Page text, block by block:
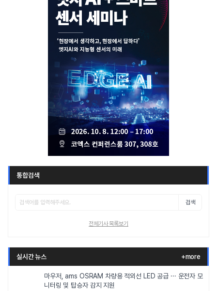
통합검색
검색
전체기사 목록보기
실시간 뉴스 +more
마우저, ams OSRAM 차량용 적외선 LED 공급 ··· 운전자 모
니터링 및 탑승자 감지 지원